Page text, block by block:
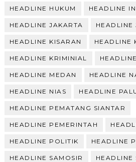
HEADLINE HUKUM HEADLINE
HEADLINE JAKARTA HEADLINE
HEADLINE KISARAN HEADLINE
HEADLINE KRIMINIAL
HEADLINE MEDAN HEADLINE
HEADLINE NIAS HEADLINE
HEADLINE PEMATANG SIANTAR
HEADLINE PEMERINTAH
HEADLINE POLITIK HEADLINE
HEADLINE SAMOSIR HEADLINE